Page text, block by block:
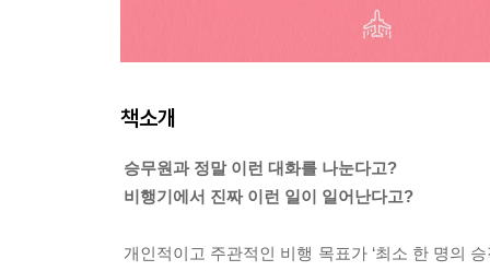
책소개
승무원과 정말 이런 대화를 나눈다고?
비행기에서 진짜 이런 일이 일어난다고?
개인적이고 주관적인 비행 목표가 ‘최소 한 명의